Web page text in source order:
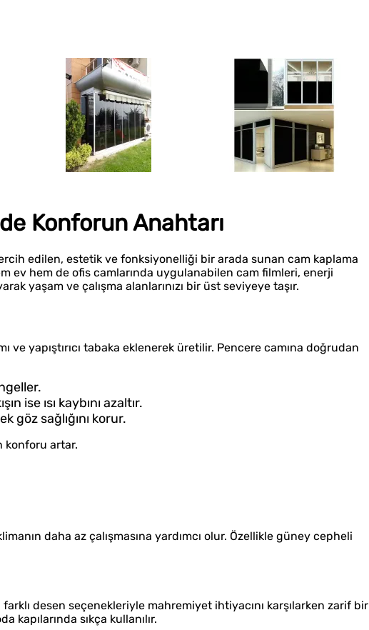
Konforun Anahtarı
edilen, estetik ve fonksiyonelliği bir arada sunan cam kaplama
ev hem de ofis camlarında uygulanabilen cam filmleri, enerji
yaşam ve çalışma alanlarınızı bir üst seviyeye taşır.
ve yapıştırıcı tabaka eklenerek üretilir. Pencere camına doğrudan
ise ısı kaybını azaltır.
göz sağlığını korur.
konforu artar.
daha az çalışmasına yardımcı olur. Özellikle güney cepheli
desen seçenekleriyle mahremiyet ihtiyacını karşılarken zarif bir
kapılarında sıkça kullanılır.